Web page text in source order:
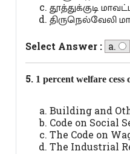
தூத்துக்குடி
திருநெல்வேலி
Select Answer : a.
5. 1percentwelfare cess
Building and
Code on Social
The Code on
The Industrial